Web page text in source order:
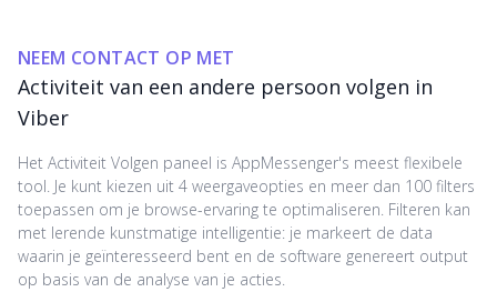
NEEM CONTACT OP MET
Activiteit van een andere persoon volgen in
Viber
Het Activiteit Volgen paneel is AppMessenger's meest flexibele
tool. Je kunt kiezen uit 4 weergaveopties en meer dan 100 filters
toepassen om je browse-ervaring te optimaliseren. Filteren kan
met lerende kunstmatige intelligentie: je markeert de data
waarin je geïnteresseerd bent en de software genereert output
op basis van de analyse van je acties.